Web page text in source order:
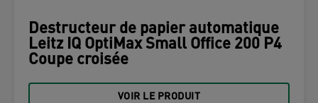
Destructeur de papier automatique
Leitz IQ OptiMax Small Office 200 P4
Coupe croisée
VOIR LE PRODUIT